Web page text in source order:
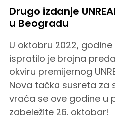
Drugo izdanje
u Beogradu
U oktobru 2022,
ispratilo je brojna
okviru premijernog
Nova tačka susreta za
vraća se ove godine u
zabeležite 26. oktobar!